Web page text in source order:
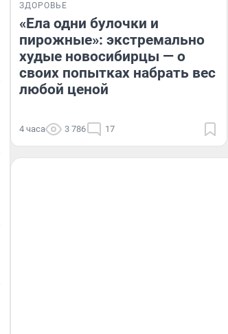
ЗДОРОВЬЕ
«Ела одни булочки и
пирожные»: экстремально
худые новосибирцы — о
своих попытках набрать вес
любой ценой
4 часа 3 786 17